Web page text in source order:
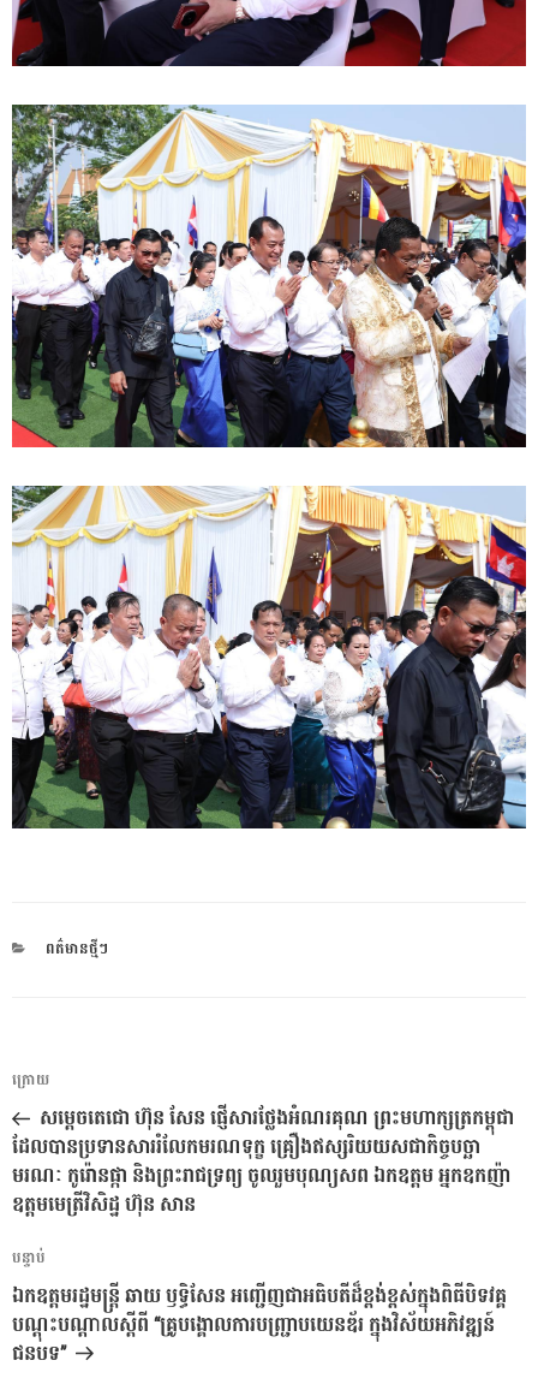
CATEGORIES
ពត៌មានថ្មីៗ
ការ​
នាំទិស​
ប្រកាស
អត្ថបទ
មុន
ក្រោយ
សម្ដេចតេជោ ហ៊ុន សែន ផ្ញើសារថ្លែងអំណរគុណ ព្រះមហាក្សត្រកម្ពុជា
ដែលបានប្រទានសាររំលែកមរណទុក្ខ គ្រឿងឥស្សរិយយសជាកិច្ចបច្ឆា
មរណៈ កូរ៉ោនផ្កា និងព្រះរាជទ្រព្យ ចូលរួមបុណ្យសព ឯកឧត្តម អ្នកឧកញ៉ា
ឧត្តមមេត្រីវិសិដ្ឋ ហ៊ុន សាន
អត្ថបទ
បន្ទាប់
បន្ទាប់
ឯកឧត្តមរដ្ឋមន្រ្តី​ ឆាយ ឫទ្ធិសែន​ អញ្ជើញជាអធិបតីដ៏ខ្ពង់ខ្ពស់ក្នុងពិធីបិទវគ្គ
បណ្ដុះបណ្ដាលស្តីពី “គ្រូបង្គោលការបញ្ជ្រាបយេនឌ័រ ក្នុងវិស័យអភិវឌ្ឍន៍
ជនបទ”